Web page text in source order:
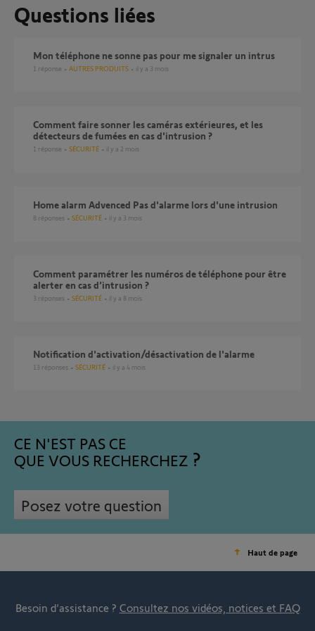
Questions liées
mon téléphone ne sonne pas pour me signaler un intrus
1 réponse AUTRES PRODUITS il y a 3 mois
Comment faire sonner les caméras extérieures, et les
détecteurs de fumées en cas d'intrusion ?
1 réponse SÉCURITÉ il y a 2 mois
home alarm Advenced Pas d'alarme lors d'une intrusion
8 réponses SÉCURITÉ il y a 3 mois
Comment paramétrer les numéros de téléphone pour être
alerter en cas d’intrusion ?
3 réponses SÉCURITÉ il y a 8 mois
Notification d'activation/désactivation de l'alarme
13 réponses SÉCURITÉ il y a 4 mois
CE N'EST PAS CE
QUE VOUS RECHERCHEZ
Posez votre question
Haut de page
Besoin d’assistance ? Consultez nos vidéos, notices et FAQ